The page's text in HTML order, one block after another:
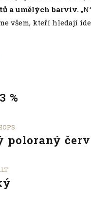
a umělých barviv.
všem, kteří hledají
%
poloraný